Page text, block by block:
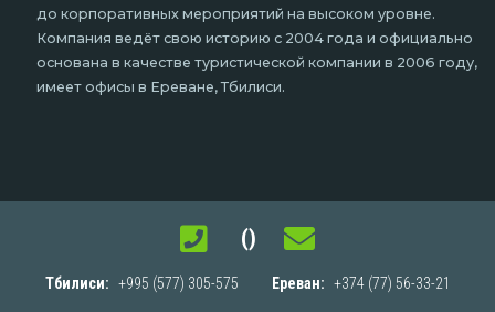
до корпоративных мероприятий на высоком уровне.
Компания ведёт свою историю с 2004 года и официально
основана в качестве туристической компании в 2006 году,
имеет офисы в Ереване, Тбилиси.
()
Тбилиси: +995 (577) 305-575 Ереван: +374 (77) 56-33-21